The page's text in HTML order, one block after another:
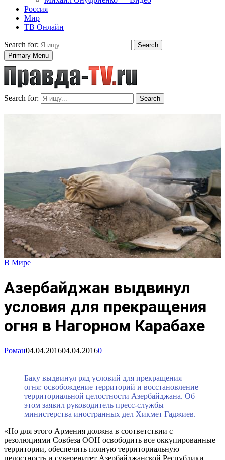
Россия
Мир
ТВ Онлайн
Search for:
Search
Primary Menu
Search for: Search
В Мире
Азербайджан выдвинул
условия для прекращения
огня в Нагорном Карабахе
Роман04.04.201604.04.20160
Баку выдвинул ряд условий для прекращения
огня: освобождение территорий и восстановление
территориальной целостности Азербайджана. Об
этом заявил руководитель пресс-службы
министерства иностранных дел Хикмет Гаджиев.
«Но для этого Армения должна в соответствии с
резолюциями Совбеза ООН освободить все оккупированные
территории, обеспечить полную территориальную
целостность и суверенитет Азербайджанской Республики,